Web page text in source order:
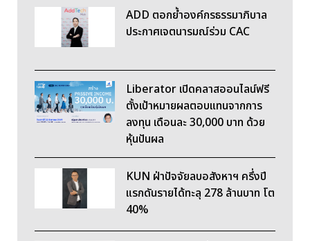
ADD ตอกย้ำองค์กรธรรมาภิบาล
ประกาศเจตนารมณ์ร่วม CAC
Liberator เปิดคลาสออนไลน์ฟรี
ตั้งเป้าหมายผลตอบแทนจากการ
ลงทุน เดือนละ 30,000 บาท ด้วย
หุ้นปันผล
KUN ฝ่าปัจจัยลบอสังหาฯ ครึ่งปี
แรกดันรายได้ทะลุ 278 ล้านบาท โต
40%